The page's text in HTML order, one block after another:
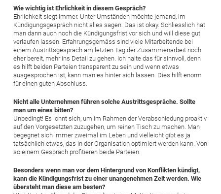
Wie wichtig ist Ehrlichkeit in diesem Gespräch?
Ehrlichkeit siegt immer. Unter Umständen möchte jemand, im
Kündigungsgespräch nicht alles sagen. Das ist okay. Schliesslich hat
man dann auch noch die Kündigungsfrist vor sich und will diese gut
verlaufen lassen. Erfahrungsgemäss sind viele Mitarbeitende bei
einem Austrittsgespräch am letzten Tag der Zusammenarbeit noch
eher bereit, mehr ins Detail zu gehen. Ich halte das für sinnvoll, denn
es hilft beiden Parteien transparent zu sein und wenn etwas
ausgesprochen ist, kann man es hinter sich lassen. Dies hilft enorm
für einen guten Abschluss.
Nicht alle Unternehmen führen solche Austrittsgespräche. Sollte
man um eines bitten?
Unbedingt! Es lohnt sich, um im Rahmen der Verabschiedung proaktiv
auf den Vorgesetzten zuzugehen, um reinen Tisch zu machen. Man
begegnet sich immer zweimal im Leben und vielleicht gibt es ja
tatsächlich etwas, das in der Organisation optimiert werden kann. Von
so einem Gespräch profitieren beide Parteien.
Besonders wenn man vor dem Hintergrund von Konflikten kündigt,
kann die Kündigungsfrist zu einer unangenehmen Zeit werden. Wie
übersteht man diese am besten?